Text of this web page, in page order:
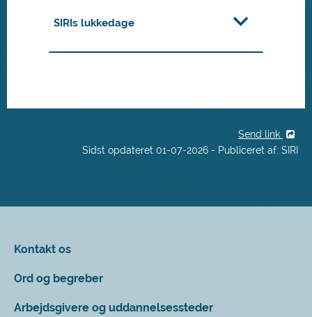
SIRIs lukkedage
Send link
Sidst opdateret 01-07-2026 - Publiceret af: SIRI
Kontakt os
Ord og begreber
Arbejdsgivere og uddannelsessteder